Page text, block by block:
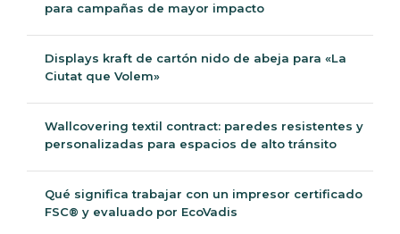
para campañas de mayor impacto
Displays kraft de cartón nido de abeja para «La
Ciutat que Volem»
Wallcovering textil contract: paredes resistentes y
personalizadas para espacios de alto tránsito
Qué significa trabajar con un impresor certificado
FSC® y evaluado por EcoVadis